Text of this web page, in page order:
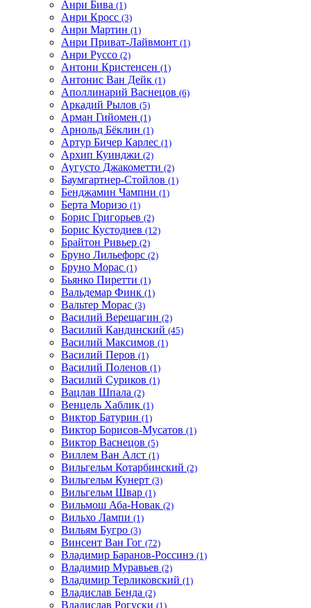
Анри Бива (1)
Анри Кросс (3)
Анри Мартин (1)
Анри Приват-Лайвмонт (1)
Анри Руссо (2)
Антони Кристенсен (1)
Антонис Ван Дейк (1)
Аполлинарий Васнецов (6)
Аркадий Рылов (5)
Арман Гийомен (1)
Арнольд Бёклин (1)
Артур Бичер Карлес (1)
Архип Куинджи (2)
Аугусто Джакометти (2)
Баумгартнер-Стойлов (1)
Бенджамин Чампни (1)
Берта Моризо (1)
Борис Григорьев (2)
Борис Кустодиев (12)
Брайтон Ривьер (2)
Бруно Лильефорс (2)
Бруно Морас (1)
Бьянко Пиретти (1)
Вальдемар Финк (1)
Вальтер Морас (3)
Василий Верещагин (2)
Василий Кандинский (45)
Василий Максимов (1)
Василий Перов (1)
Василий Поленов (1)
Василий Суриков (1)
Вацлав Шпала (2)
Венцель Хаблик (1)
Виктор Батурин (1)
Виктор Борисов-Мусатов (1)
Виктор Васнецов (5)
Виллем Ван Алст (1)
Вильгельм Котарбинский (2)
Вильгельм Кунерт (3)
Вильгельм Швар (1)
Вильмош Аба-Новак (2)
Вильхо Лампи (1)
Вильям Бугро (3)
Винсент Ван Гог (72)
Владимир Баранов-Россинэ (1)
Владимир Муравьев (2)
Владимир Терликовский (1)
Владислав Бенда (2)
Владислав Рогуски (1)